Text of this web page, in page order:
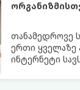
თანამედროვე
ერთი ყველაზე
ინტერნეტი
თუმცა, სანამ